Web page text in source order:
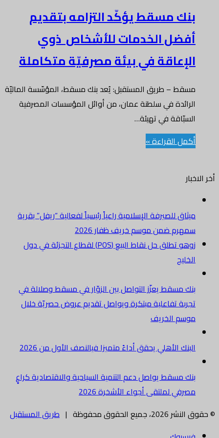
بنك مسقط يؤكّد التزامه بتقديم
أفضل الخدمات للأشخاص ذوي
الإعاقة في بيئة مصرفيّة متكاملة
مسقط – طريق المستقبل: يُعد بنك مسقط، المؤسّسة الماليّة
الرائدة في سلطنة عمان، من أوائل المؤسسات المصرفية
السبّاقة في تهيئة…
أكمل القراءة »
أخر الاخبار
ميثاق للصيرفة الإسلامية راعياً رئيسياً لفعالية “ريفل” بقرية
سمهرم ضمن موسم خريف ظفار 2026
زوهو تطلق حل نقاط البيع (POS) لقطاع التجزئة في دول
الخليج
بنك مسقط يعزّز التواصل بين الزوّار في مسقط وصلالة في
تجربة تفاعلية مبتكرة ويواصل تقديم عروض حصريّة خلال
موسم الخريف
البنك الأهلي يحقق أداءً متميزا فيالنصف الأول من 2026
بنك مسقط يواصل دعم التنمية السياحية والاقتصادية كراعٍ
مصرفي لملتقى أجواء الأشخرة 2026
© حقوق النشر 2026، جميع الحقوق محفوظة |
طريق المستقبل